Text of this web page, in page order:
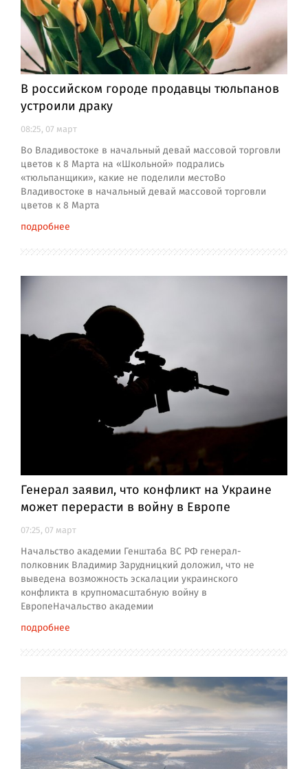
В российском городе продавцы тюльпанов
устроили драку
08:25, 07 март
Во Владивостоке в начальный девай массовой торговли
цветов к 8 Марта на «Школьной» подрались
«тюльпанщики», какие не поделили местоВо
Владивостоке в начальный девай массовой торговли
цветов к 8 Марта
подробнее
Генерал заявил, что конфликт на Украине
может перерасти в войну в Европе
07:25, 07 март
Начальство академии Генштаба ВС РФ генерал-
полковник Владимир Зарудницкий доложил, что не
выведена возможность эскалации украинского
конфликта в крупномасштабную войну в
ЕвропеНачальство академии
подробнее